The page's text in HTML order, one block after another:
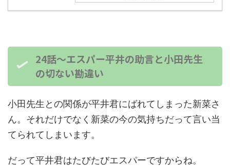
24話〜エスパー平井の助言と小田先生
の切ない勘違い
小田先生との関係が平井君にばれてしまった新菜さ
ん。それだけでなく新菜の今の気持ちだって言い当
てられてしまいます。
だって平井君はたびたびエスパーですからね。